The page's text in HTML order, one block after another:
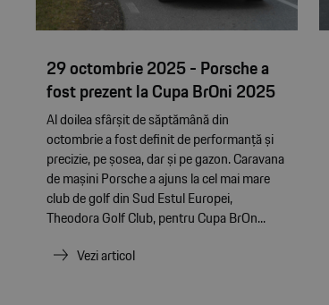
29 octombrie 2025 - Porsche a
fost prezent la Cupa BrOni 2025
Al doilea sfârșit de săptămână din
octombrie a fost definit de performanță și
precizie, pe șosea, dar și pe gazon. Caravana
de mașini Porsche a ajuns la cel mai mare
club de golf din Sud Estul Europei,
Theodora Golf Club, pentru Cupa BrOn...
Vezi articol